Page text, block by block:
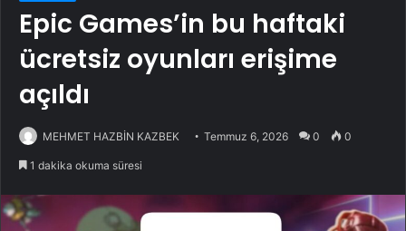
Epic Games’in bu haftaki
ücretsiz oyunları erişime
açıldı
MEHMET HAZBİN KAZBEK Temmuz 6, 2026 0 0
1 dakika okuma süresi